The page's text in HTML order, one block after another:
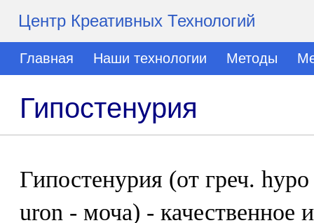
Центр Креативных Технологий
Главная Наши технологии Методы
Гипостенурия
Гипостенурия (от греч.
uron - моча) - качественное